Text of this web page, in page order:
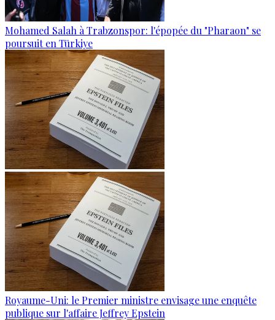
Mohamed Salah à Trabzonspor: l'épopée du "Pharaon" se
poursuit en Türkiye
Royaume-Uni: le Premier ministre envisage une enquête
publique sur l'affaire Jeffrey Epstein